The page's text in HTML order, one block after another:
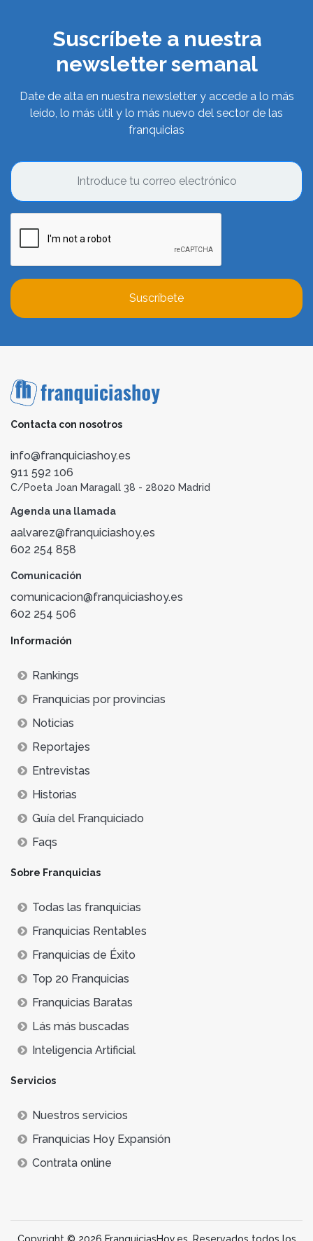
Suscríbete a nuestra
newsletter semanal
Date de alta en nuestra newsletter y accede a lo más
leído, lo más útil y lo más nuevo del sector de las
franquicias
Suscríbete
Contacta con nosotros
info@franquiciashoy.es
911 592 106
C/Poeta Joan Maragall 38 - 28020 Madrid
Agenda una llamada
aalvarez@franquiciashoy.es
602 254 858
Comunicación
comunicacion@franquiciashoy.es
602 254 506
Información
Rankings
Franquicias por provincias
Noticias
Reportajes
Entrevistas
Historias
Guía del Franquiciado
Faqs
Sobre Franquicias
Todas las franquicias
Franquicias Rentables
Franquicias de Éxito
Top 20 Franquicias
Franquicias Baratas
Lás más buscadas
Inteligencia Artificial
Servicios
Nuestros servicios
Franquicias Hoy Expansión
Contrata online